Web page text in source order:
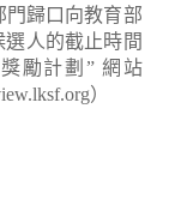
門歸口向教育部
選人的截止時間
勵計劃” 網站
）